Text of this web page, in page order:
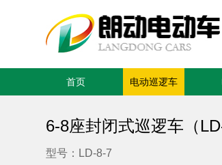
首页 电动巡逻车
6-8座封闭式巡逻车（
型号：LD-8-7